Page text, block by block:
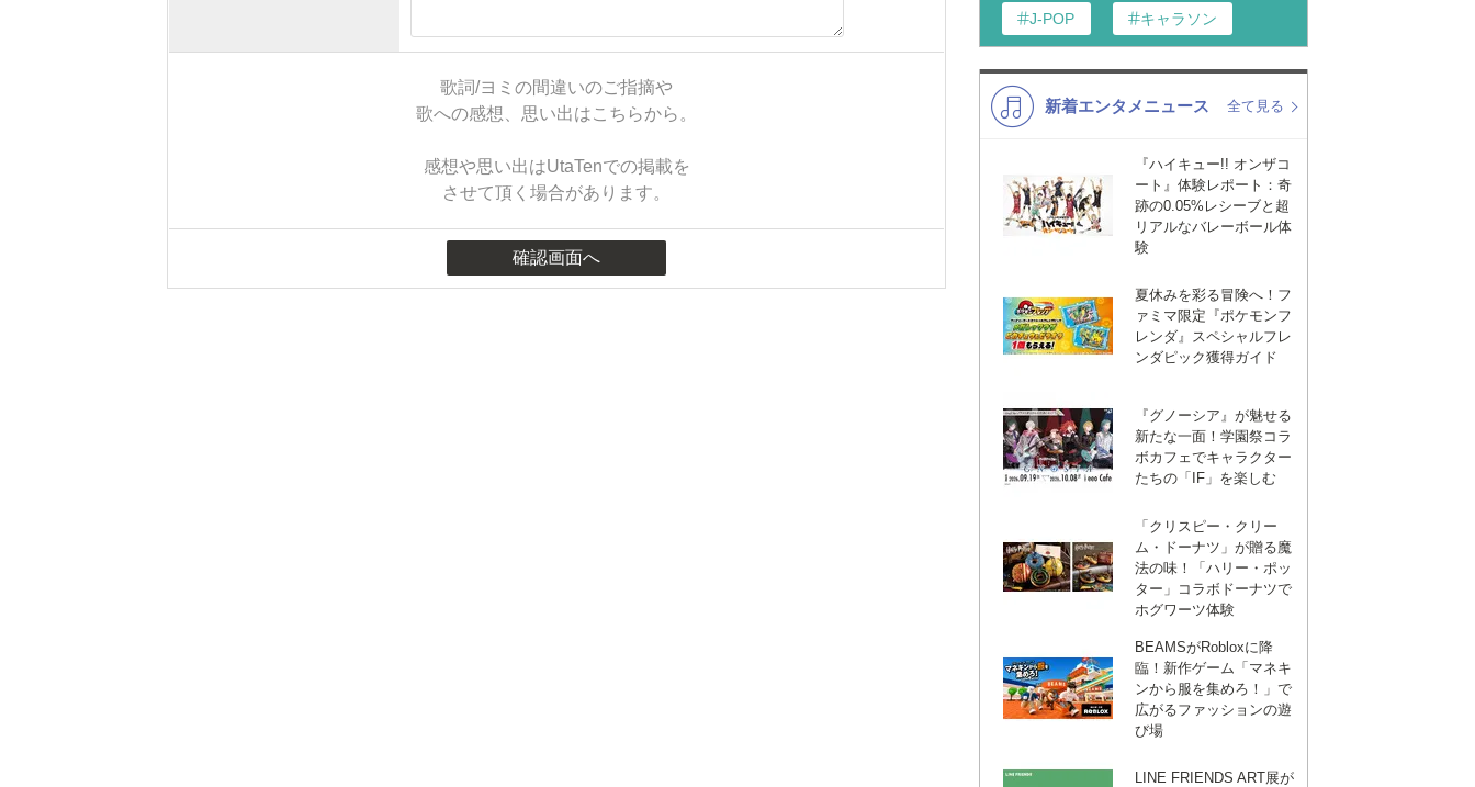
歌詞/ヨミの間違いのご指摘や
歌への感想、思い出はこちらから。
感想や思い出はUtaTenでの掲載を
させて頂く場合があります。
確認画面へ
J-POP キャラソン
K-POP バンド
VTuber ディズニー
新着エンタメニュース 全て見る
『ハイキュー!! オンザコ
ート』体験レポート：奇
跡の0.05%レシーブと超
リアルなバレーボール体
験
夏休みを彩る冒険へ！フ
ァミマ限定『ポケモンフ
レンダ』スペシャルフレ
ンダピック獲得ガイド
『グノーシア』が魅せる
新たな一面！学園祭コラ
ボカフェでキャラクター
たちの「IF」を楽しむ
「クリスピー・クリー
ム・ドーナツ」が贈る魔
法の味！「ハリー・ポッ
ター」コラボドーナツで
ホグワーツ体験
BEAMSがRobloxに降
臨！新作ゲーム「マネキ
ンから服を集めろ！」で
広がるファッションの遊
び場
LINE FRIENDS ART展が